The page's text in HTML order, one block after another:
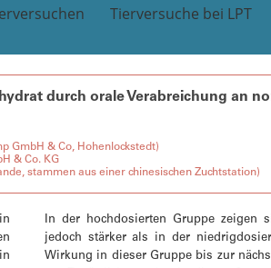
Tierversuche bei LPT
durch orale Verabreichung an
GmbH & Co, Hohenlockstedt)
& Co. KG
stammen aus einer chinesischen Zuchtstation)
In der hochdosierten Gruppe zeigen
jedoch stärker als in der
Wirkung in dieser Gruppe bis zur